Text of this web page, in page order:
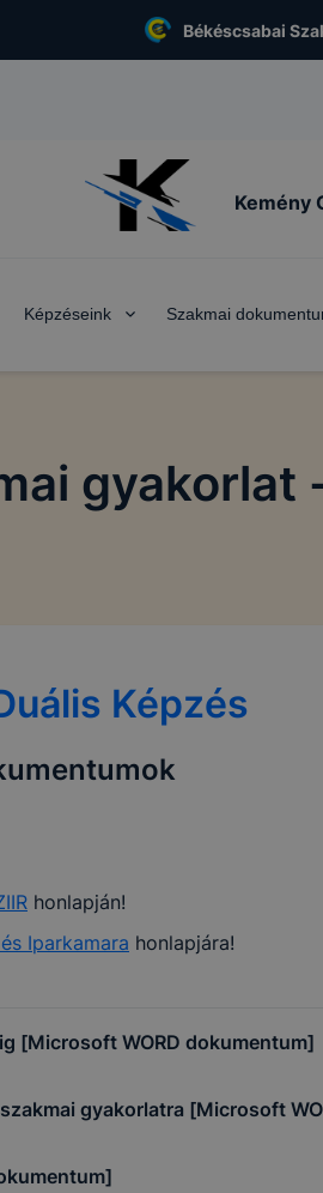
Békéscsabai
Kemény
Képzéseink Szakmai
gyakorlat
Képzés
honlapján!
Iparkamara honlapjára!
[Microsoft WORD dokumentum]
gyakorlatra [Microsoft